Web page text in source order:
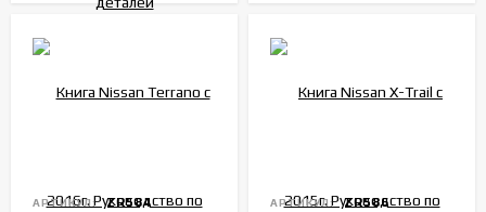
АРТИКУЛ: ZR584 АРТИКУЛ: ZR586